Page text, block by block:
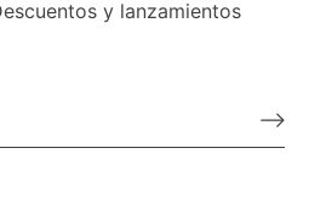
y lanzamientos